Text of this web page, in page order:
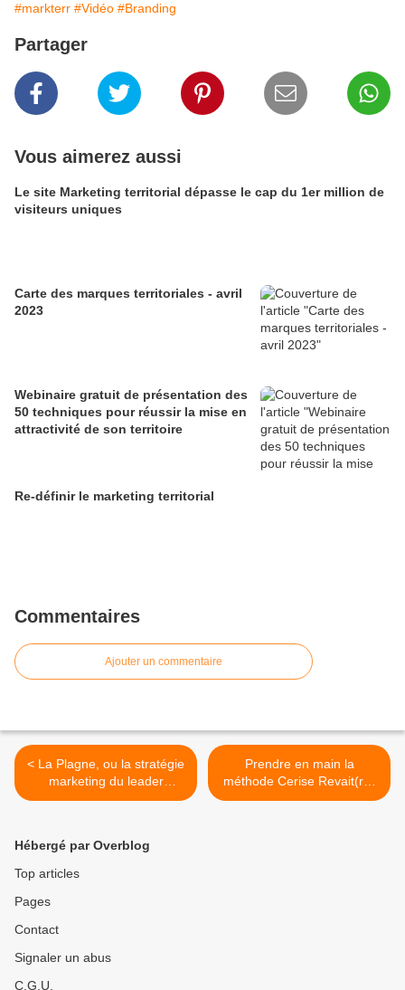
#markterr #Vidéo #Branding
Partager
Vous aimerez aussi
Le site Marketing territorial dépasse le cap du 1er million de
visiteurs uniques
Carte des marques territoriales - avril
2023
Webinaire gratuit de présentation des
50 techniques pour réussir la mise en
attractivité de son territoire
Re-définir le marketing territorial
Commentaires
Ajouter un commentaire
< La Plagne, ou la stratégie
marketing du leader
mondial
Prendre en main la
méthode Cerise Revait(r) :
présentation simplifiée >
Hébergé par Overblog
Top articles
Pages
Contact
Signaler un abus
C.G.U.